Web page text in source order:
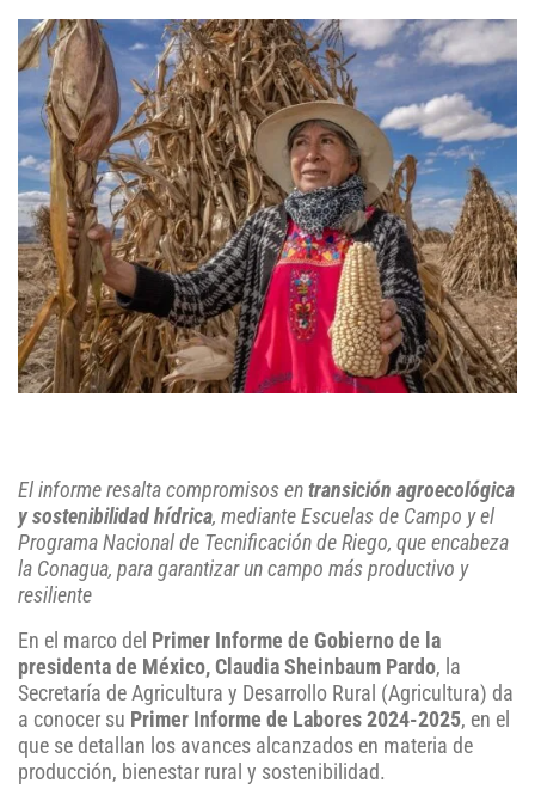
El informe resalta compromisos en transición agroecológica
y sostenibilidad hídrica, mediante Escuelas de Campo y el
Programa Nacional de Tecnificación de Riego, que encabeza
la Conagua, para garantizar un campo más productivo y
resiliente
En el marco del Primer Informe de Gobierno de la
presidenta de México, Claudia Sheinbaum Pardo, la
Secretaría de Agricultura y Desarrollo Rural (Agricultura) da
a conocer su Primer Informe de Labores 2024-2025, en el
que se detallan los avances alcanzados en materia de
producción, bienestar rural y sostenibilidad.